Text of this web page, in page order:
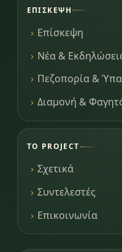
ΕΠΊΣΚΕΨΗ
Επίσκεψη
Νέα &
Πεζοπορία &
Διαμονή &
ΤΟ PROJECT
Σχετικά
Συντελεστές
Επικοινωνία